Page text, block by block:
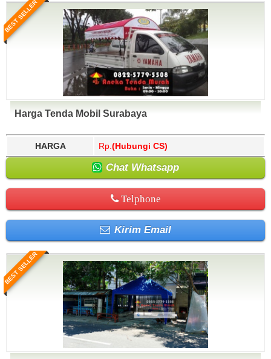
BEST SELLER
Harga Tenda Mobil Surabaya
HARGA Rp. (Hubungi CS)
Chat Whatsapp
Telphone
Kirim Email
BEST SELLER